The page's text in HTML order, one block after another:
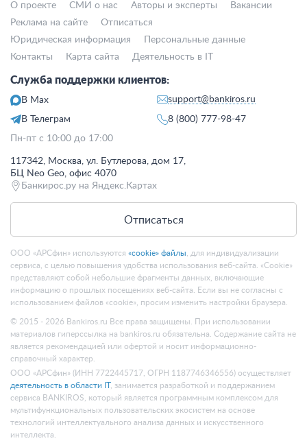
О проекте СМИ о нас Авторы и эксперты
Вакансии
Реклама на сайте
Отписаться
Юридическая информация
Персональные данные
Контакты
Карта сайта Деятельность в IT
Служба поддержки клиентов:
В Max
В Телеграм
support@bankiros.ru
8 (800) 777-98-47
Пн-пт с 10:00 до 17:00
117342, Москва, ул. Бутлерова, дом 17,
БЦ Neo Geo, офис 4070
Банкирос.ру на Яндекс.Картах
Отписаться
ООО «АРСфин» используются «cookie» файлы , для индивидуализации
сервиса, с целью повышения удобства использования веб-сайта. «Cookie»
представляют собой небольшие фрагменты данных, включающие
информацию о прошлых посещениях веб-сайта. Если вы не согласны с
использованием файлов «cookie», просим изменить настройки браузера.
© 2015 - 2026 Bankiros.ru Все права защищены. При использовании
материалов гиперссылка на bankiros.ru обязательна. Содержание сайта не
является рекомендацией или офертой и носит информационно-
справочный характер.
ООО «АРСфин» (ИНН 7722445717, ОГРН 1187746346556) осуществляет
деятельность в области IT, занимается разработкой и поддержанием
сервиса BANKIROS, который является программным комплексом для
мультифункциональных пользовательских экосистем на основе
технологий интеллектуального анализа данных и искусственного
интеллекта.